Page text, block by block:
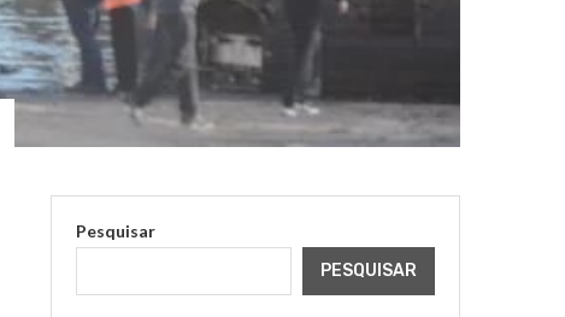
Pesquisar
PESQUISAR